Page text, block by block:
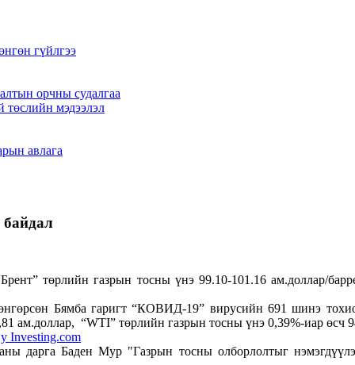
гүйлгээ
орчны судалгаа
төслийн мэдээлэл
авлага
байдал
төрлийн газрын тосны үнэ 99.10-101.16 ам.доллар/
Бямба гаригт “КОВИД-19” вирусийн 691 шинэ
ам.доллар, “WTI” төрлийн газрын тосны үнэ 0,39%-иар өсч
Investing.com
дарга Баден Мур "Газрын тосны олборлолтыг